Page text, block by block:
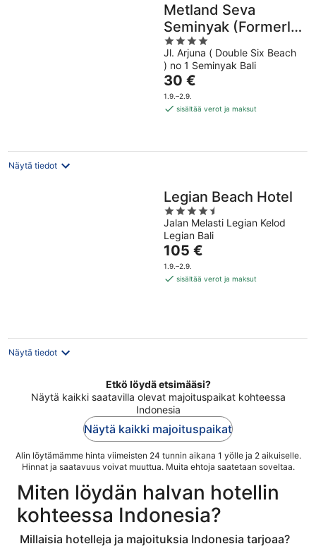
Metland Seva
Seminyak (Formerly
Horison Seminyak
Bali)
4
out
of
5
Jl. Arjuna ( Double Six Beach
) no 1 Seminyak Bali
Hinta
on
30 €
30 €
1.9.–2.9.
sisältää verot ja maksut
Näytä tiedot
Legian Beach Hotel
4.5
out
of
5
Jalan Melasti Legian Kelod
Legian Bali
Hinta
on
105 €
105 €
1.9.–2.9.
sisältää verot ja maksut
Näytä tiedot
Etkö löydä etsimääsi?
Näytä kaikki saatavilla olevat majoituspaikat kohteessa
Indonesia
Näytä kaikki majoituspaikat
Alin löytämämme hinta viimeisten 24 tunnin aikana 1 yölle ja 2 aikuiselle.
Hinnat ja saatavuus voivat muuttua. Muita ehtoja saatetaan soveltaa.
Miten löydän halvan hotellin
kohteessa Indonesia?
Millaisia hotelleja ja majoituksia Indonesia tarjoaa?